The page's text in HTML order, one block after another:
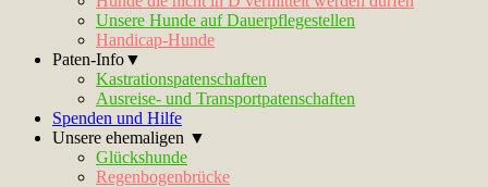
Unsere Hunde auf Dauerpflegestellen
Handicap-Hunde
Paten-Info▼
Kastrationspatenschaften
Ausreise- und Transportpatenschaften
Spenden und Hilfe
Unsere ehemaligen ▼
Glückshunde
Regenbogenbrücke